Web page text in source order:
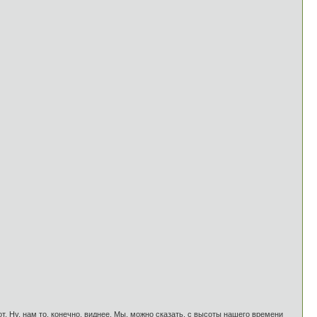
Ну, нам то, конечно, виднее. Мы, можно сказать, с высоты нашего времени